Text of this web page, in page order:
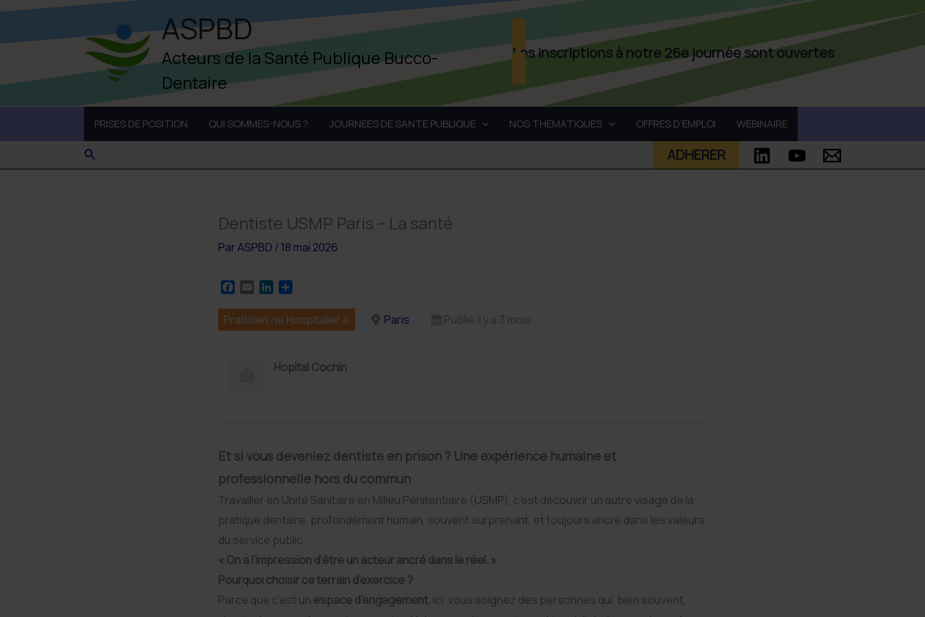
Aller
ASPBD
Acteurs de la Santé Publique Bucco-
Dentaire
Les inscriptions à notre 26e journée sont ouvertes
PRISES DE POSITION QUI SOMMES-NOUS ? JOURNEES DE SANTE PUBLIQUE NOS THEMATIQUES OFFRES D’EMPLOI WEBINAIRE
Rechercher ADHERER
Dentiste USMP Paris – La santé
ParASPBD / 18 mai 2026
c
e
a
i
n
k
I
r
t
e
Praticien.ne Hospitalier.e Paris Publié il y a 3 mois
Hopital Cochin
Et si vous deveniez dentiste en prison ? Une expérience humaine et
professionnelle hors du commun
Travailler en Unité Sanitaire en Milieu Pénitentiaire (USMP), c’est découvrir un autre visage de la
pratique dentaire, profondément humain, souvent surprenant, et toujours ancré dans les valeurs
du service public.
« On a l’impression d’être un acteur ancré dans le réel. »
Pourquoi choisir ce terrain d’exercice ?
Parce que c’est un espace d’engagement. Ici, vous soignez des personnes qui, bien souvent,